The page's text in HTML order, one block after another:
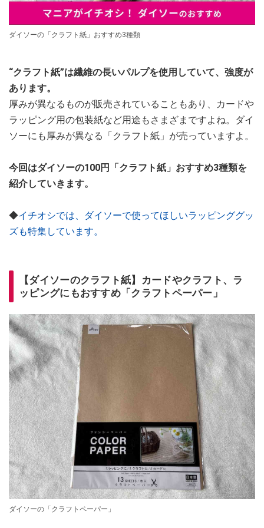
ダイソーの「クラフト紙」おすすめ3種類
“クラフト紙”は繊維の長いパルプを使用していて、強度が
あります。
厚みが異なるものが販売されていることもあり、カードや
ラッピング用の包装紙など用途もさまざまですよね。ダイ
ソーにも厚みが異なる「クラフト紙」が売っていますよ。
今回はダイソーの100円「クラフト紙」おすすめ3種類を
紹介していきます。
◆イチオシでは、ダイソーで使ってほしいラッピンググッ
ズも特集しています。
【ダイソーのクラフト紙】カードやクラフト、ラ
ッピングにもおすすめ「クラフトペーパー」
ダイソーの「クラフトペーパー」